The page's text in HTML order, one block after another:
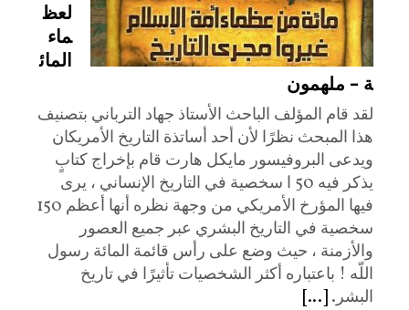
لعظ
ماء
المائ
ة – ملهمون
لقد قام المؤلف الباحث الأستاذ جهاد الترباني بتصنيف
هذا المبحث نظرًا لأن أحد أساتذة التاريخ الأمريكان
ويدعى البروفيسور مايكل هارت قام بإخراج كتابٍ
يذكر فيه 50 ا سخصية في التاريخ الإنساني ، يرى
فيها المؤرخ الأمريكي من وجهة نظره أنها أعظم 150
سخصية في التاريخ البشري عبر جميع العصور
والأزمنة ، حيث وضع على رأس قائمة المائة رسول
اللّه ! باعتباره أكثر الشخصيات تأثيرًا في تاريخ
البشر. [...]